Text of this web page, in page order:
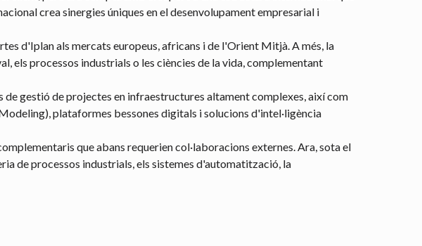
crea sinergies úniques en el desenvolupament empresarial i
d'Iplan als mercats europeus, africans i de l'Orient Mitjà. A més, la
processos industrials o les ciències de la vida, complementant
gestió de projectes en infraestructures altament complexes, així com
plataformes bessones digitals i solucions d'intel·ligència
que abans requerien col·laboracions externes. Ara, sota el
de processos industrials, els sistemes d'automatització, la